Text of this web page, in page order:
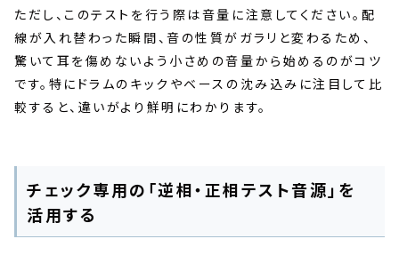
ただし、このテストを行う際は音量に注意してください。配
線が入れ替わった瞬間、音の性質がガラリと変わるため、
驚いて耳を傷めないよう小さめの音量から始めるのがコツ
です。特にドラムのキックやベースの沈み込みに注目して比
較すると、違いがより鮮明にわかります。
チェック専用の「逆相・正相テスト音源」を
活用する